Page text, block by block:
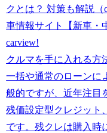
クとは？ 対策も解説（
車情報サイト【新車・
carview!
クルマを手に入れる方
一括や通常のローンに
般的ですが、近年注目
残価設定型クレジット
です。残クレは購入時